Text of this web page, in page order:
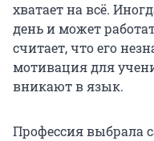
хватает на всё.
день и может
считает, что его
мотивация для
вникают в язык.
Профессия выбрала